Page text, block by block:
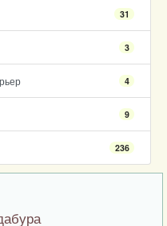
31
3
4
9
236